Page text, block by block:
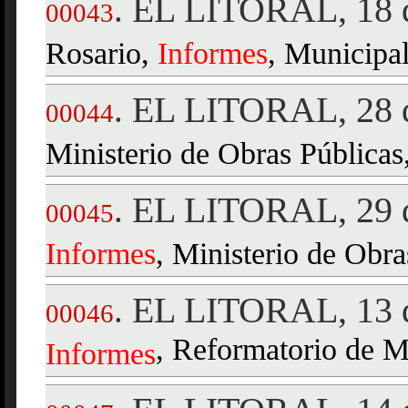
00043. EL LITORAL, 18
Rosario, Informes,
00044. EL LITORAL, 28
Ministerio de Obras
00045. EL LITORAL, 29
Informes, Ministerio de
00046. EL LITORAL, 13
Informes, Reformatorio de